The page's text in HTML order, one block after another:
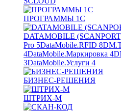
ПРОГРАММЫ 1С
DATAMOBILE
Pro 5DataMobile.RFID 8
4DataMobile.Маркировка 4
3DataMobile.Услуги 4
БИЗНЕС-РЕШЕНИЯ
ШТРИХ-М